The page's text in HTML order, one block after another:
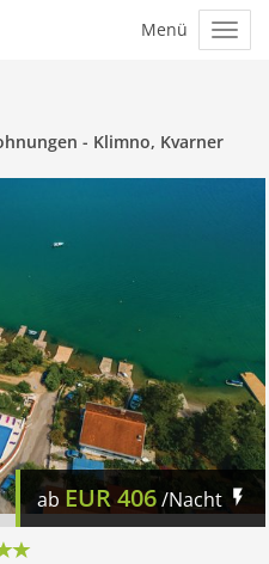
- Klimno, Kvarner
ab EUR406/Nacht